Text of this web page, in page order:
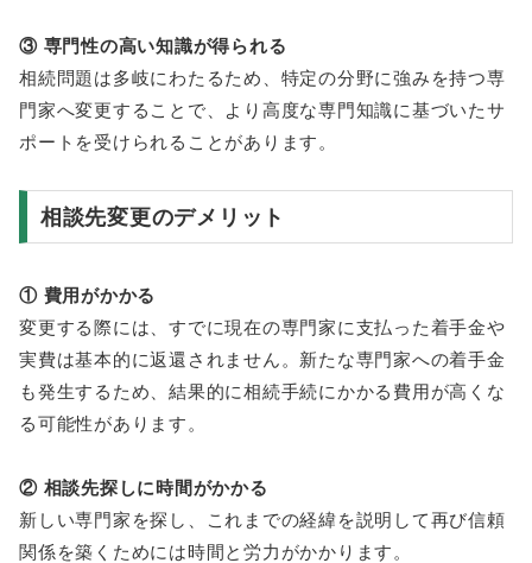
③ 専門性の高い知識が得られる
相続問題は多岐にわたるため、特定の分野に強みを持つ専
門家へ変更することで、より高度な専門知識に基づいたサ
ポートを受けられることがあります。
相談先変更のデメリット
① 費用がかかる
変更する際には、すでに現在の専門家に支払った着手金や
実費は基本的に返還されません。新たな専門家への着手金
も発生するため、結果的に相続手続にかかる費用が高くな
る可能性があります。
② 相談先探しに時間がかかる
新しい専門家を探し、これまでの経緯を説明して再び信頼
関係を築くためには時間と労力がかかります。